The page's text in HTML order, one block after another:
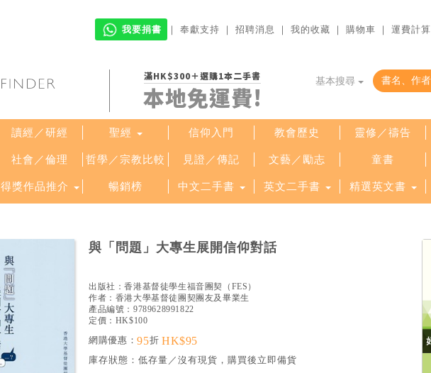
我要捐書 ｜ 奉獻支持 ｜ 招聘消息 ｜ 我的收藏 ｜ 購物車 ｜ 運費計算
滿HK$300＋選購1本二手書
本地免運費!
基本搜尋
讀經／研經 聖經 信仰入門 教會歷史 靈修／禱告
社會／倫理 哲學／宗教比較 見證／傳記 文藝／勵志 童書
得獎作品推介 暢銷榜 中文二手書 英文二手書 精選英文書
與「問題」大專生展開信仰對話
出版社：香港基督徒學生福音團契（FES）
作者： 香港大學基督徒團契團友及畢業生
產品編號： 9789628991822
定價：HK$100
網購優惠：95折 HK$95
庫存狀態： 低存量／沒有現貨，購買後立即備貨